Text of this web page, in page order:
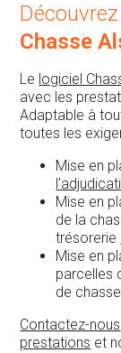
Découvrez
Chasse
Le logiciel
avec les
Adaptable à
toutes les
Mise en
Mise en
de la
trésorerie
Mise en
parcelles
de
Contactez-nous
prestations et